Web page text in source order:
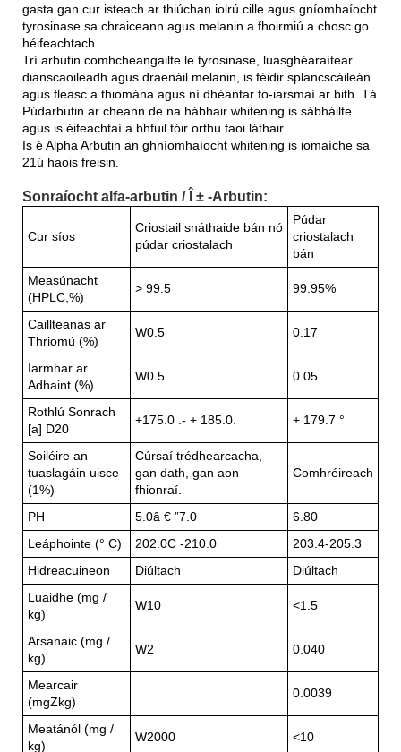
gasta gan cur isteach ar thiúchan iolrú cille agus gníomhaíocht
tyrosinase sa chraiceann agus melanin a fhoirmiú a chosc go
héifeachtach.
Trí arbutin comhcheangailte le tyrosinase, luasghéaraítear
dianscaoileadh agus draenáil melanin, is féidir splancscáileán
agus fleasc a thiomána agus ní dhéantar fo-iarsmaí ar bith. Tá
Púdarbutin ar cheann de na hábhair whitening is sábháilte
agus is éifeachtaí a bhfuil tóir orthu faoi láthair.
Is é Alpha Arbutin an ghníomhaíocht whitening is iomaíche sa
21ú haois freisin.
Sonraíocht alfa-arbutin / Î ± -Arbutin:
Cur síos
Criostail snáthaide bán nó
púdar criostalach
Púdar
criostalach
bán
Measúnacht
(HPLC,%)
> 99.5 99.95%
Caillteanas ar
Thriomú (%)
W0.5 0.17
Iarmhar ar
Adhaint (%)
W0.5 0.05
Rothlú Sonrach
[a] D20
+175.0 .- + 185.0. + 179.7 °
Soiléire an
tuaslagáin uisce
(1%)
Cúrsaí trédhearcacha,
gan dath, gan aon
fhionraí.
Comhréireach
PH 5.0â € ”7.0
6.80
Leáphointe (° C)
202.0C -210.0
203.4-205.3
Hidreacuineon
Diúltach
Diúltach
Luaidhe (mg /
kg)
W10 <1.5
Arsanaic (mg /
kg)
W2 0.040
Mearcair
(mgZkg)
0.0039
Meatánól (mg /
kg)
W2000 <10